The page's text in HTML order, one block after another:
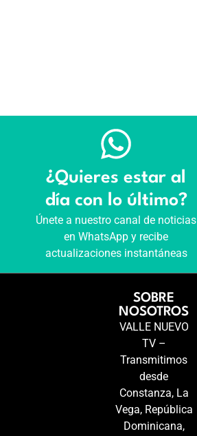
¿Quieres estar al
día con lo último?
Únete a nuestro canal de noticias
en WhatsApp y recibe
actualizaciones instantáneas
SOBRE
NOSOTROS
VALLE NUEVO
TV –
Transmitimos
desde
Constanza, La
Vega, República
Dominicana,